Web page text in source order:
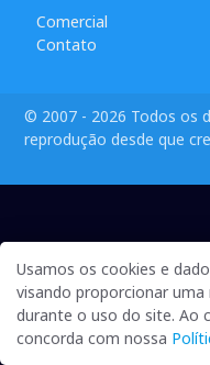
Comercial
Contato
© 2007 - 2026 Todos os
reprodução desde que
Usamos os cookies e
visando proporcionar uma
durante o uso do site. Ao
concorda com nossa